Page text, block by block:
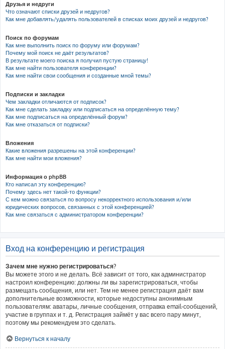
Друзья и недруги
Что означают списки друзей и недругов?
Как мне добавлять/удалять пользователей в списках моих друзей и недругов?
Поиск по форумам
Как мне выполнить поиск по форуму или форумам?
Почему мой поиск не даёт результатов?
В результате моего поиска я получил пустую страницу!
Как мне найти пользователя конференции?
Как мне найти свои сообщения и созданные мной темы?
Подписки и закладки
Чем закладки отличаются от подписок?
Как мне сделать закладку или подписаться на определённую тему?
Как мне подписаться на определённый форум?
Как мне отказаться от подписки?
Вложения
Какие вложения разрешены на этой конференции?
Как мне найти мои вложения?
Информация о phpBB
Кто написал эту конференцию?
Почему здесь нет такой-то функции?
С кем можно связаться по вопросу некорректного использования и/или
юридических вопросов, связанных с этой конференцией?
Как мне связаться с администратором конференции?
Вход на конференцию и регистрация
Зачем мне нужно регистрироваться?
Вы можете этого и не делать. Всё зависит от того, как администратор
настроил конференцию: должны ли вы зарегистрироваться, чтобы
размещать сообщения, или нет. Тем не менее регистрация даёт вам
дополнительные возможности, которые недоступны анонимным
пользователям: аватары, личные сообщения, отправка email-сообщений,
участие в группах и т. д. Регистрация займёт у вас всего пару минут,
поэтому мы рекомендуем это сделать.
Вернуться к началу